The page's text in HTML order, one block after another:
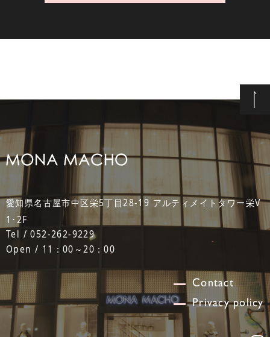
愛知県名古屋市中区栄5丁目28-19 アルティメイトタワー栄V
1･2F
Tel / 052-262-9229
Open / 11：00～20：00
Contact
Privacy policy